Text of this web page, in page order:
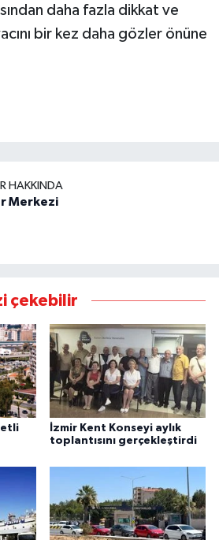
daha fazla dikkat ve
bir kez daha gözler önüne
HAKKINDA
Merkezi
çekebilir
İzmir Kent Konseyi aylık
toplantısını gerçekleştirdi